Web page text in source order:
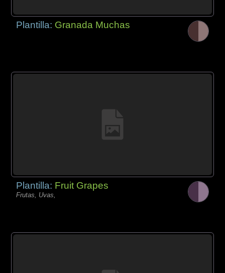
Plantilla: Granada Muchas
Plantilla: Fruit Grapes
Frutas, Uvas,